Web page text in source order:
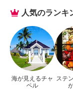
人気のランキ
海が見えるチャ
ペル
ステ